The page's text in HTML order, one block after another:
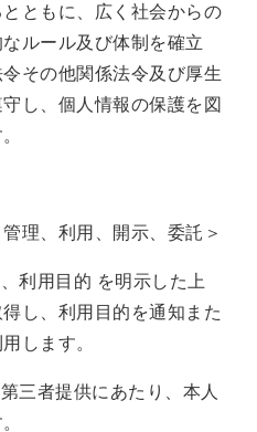
ともに、広く社会からの
ルール及び体制を確立
その他関係法令及び厚生
し、個人情報の保護を図
理、利用、開示、委託＞
利用目的 を明示した上
し、利用目的を通知また
します。
三者提供にあたり、本人